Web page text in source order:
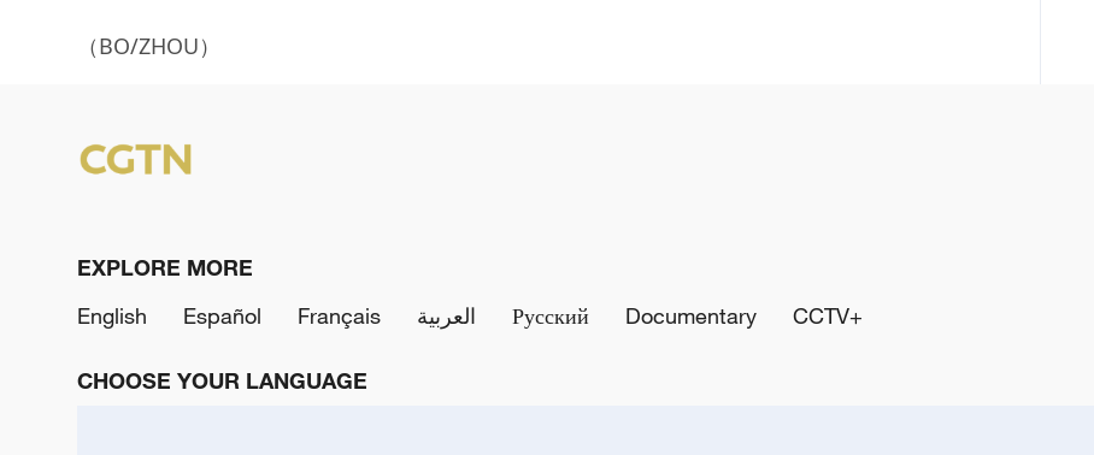
（BO/ZHOU）
EXPLORE MORE
English
Español Français العربية Русский Documentary CCTV+
CHOOSE YOUR LANGUAGE